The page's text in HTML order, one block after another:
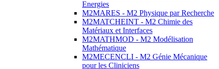
Energies
M2MARES - M2 Physique par Recherche
M2MATCHEINT - M2 Chimie des
Matériaux et Interfaces
M2MATHMOD - M2 Modélisation
Mathématique
M2MECENCLI - M2 Génie Mécanique
pour les Cliniciens